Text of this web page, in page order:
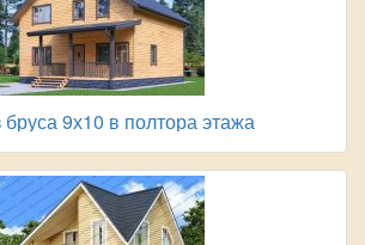
9х10 в полтора этажа